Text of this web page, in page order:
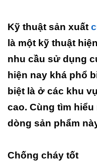
Kỹ thuật sản xuất
là một kỹ thuật
nhu cầu sử dụng
hiện nay khá phổ
biệt là ở các khu
cao. Cùng tìm
dòng sản phẩm
Chống cháy tốt